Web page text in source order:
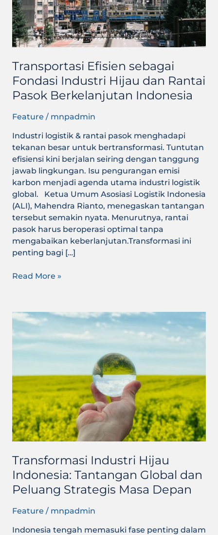
Transportasi Efisien sebagai
Fondasi Industri Hijau dan Rantai
Pasok Berkelanjutan Indonesia
Feature / mnpadmin
Industri logistik & rantai pasok menghadapi
tekanan besar untuk bertransformasi. Tuntutan
efisiensi kini berjalan seiring dengan tanggung
jawab lingkungan. Isu pengurangan emisi
karbon menjadi agenda utama industri logistik
global. Ketua Umum Asosiasi Logistik Indonesia
(ALI), Mahendra Rianto, menegaskan tantangan
tersebut semakin nyata. Menurutnya, rantai
pasok harus beroperasi optimal tanpa
mengabaikan keberlanjutan.Transformasi ini
penting bagi […]
Rantai
Pasok
Berkelanjutan
Indonesia
Read More »
Transformasi Industri Hijau
Indonesia: Tantangan Global dan
Peluang Strategis Masa Depan
Feature / mnpadmin
Indonesia tengah memasuki fase penting dalam
Transformasi
Industri
Hijau
Indonesia:
Global
Peluang
Strategis
Masa
Depan